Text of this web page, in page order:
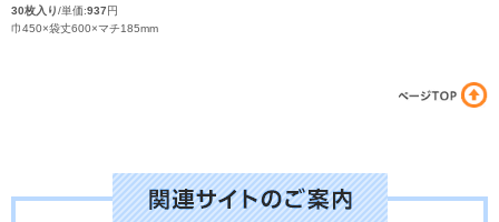
30枚入り/単価:937円
巾450×袋丈600×マチ185mm